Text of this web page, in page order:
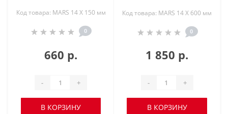
Код товара: MARS 14 X 150 мм
0
660 р.
- +
В КОРЗИНУ
Код товара: MARS 14 X 600 мм
0
1 850 р.
- +
В КОРЗИНУ